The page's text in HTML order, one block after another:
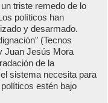
triste remedo de lo
políticos han
y desarmado.
(Tecnos
Juan Jesús Mora
de la
sistema necesita para
estén bajo